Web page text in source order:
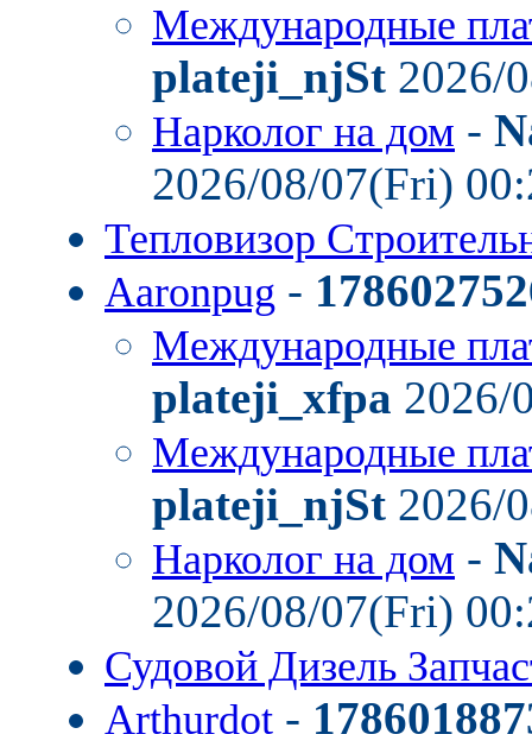
Международные
plateji_njSt 2026/
Нарколог на дом -
2026/08/07(Fri)
Тепловизор
Aaronpug -
Международные
plateji_xfpa 2026/
Международные
plateji_njSt 2026/
Нарколог на дом -
2026/08/07(Fri)
Судовой Дизель
Arthurdot -